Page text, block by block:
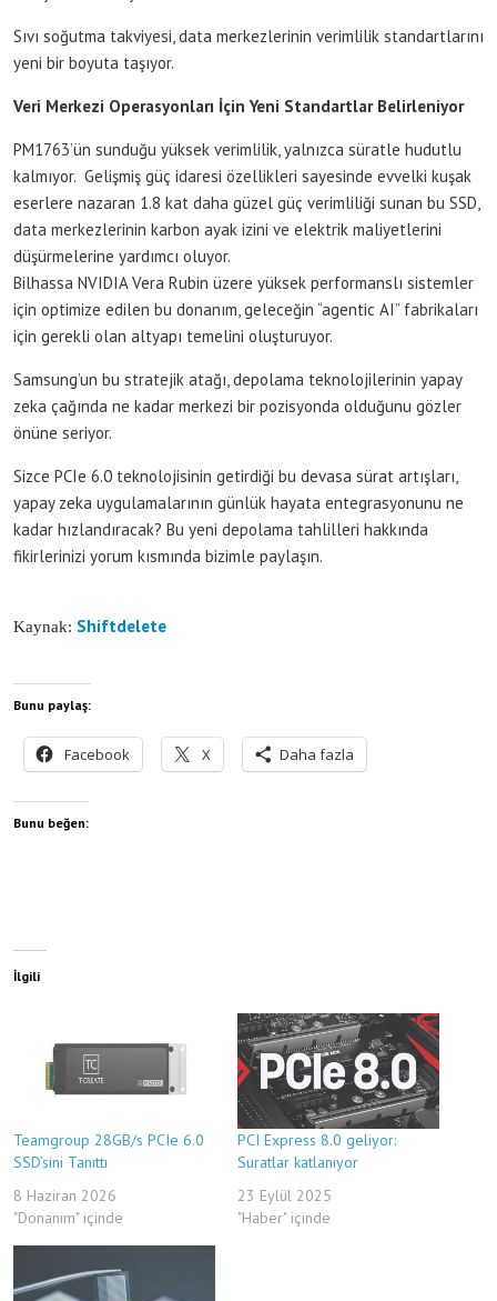
Sıvı soğutma takviyesi, data merkezlerinin verimlilik standartlarını
yeni bir boyuta taşıyor.
Veri Merkezi Operasyonları İçin Yeni Standartlar Belirleniyor
PM1763’ün sunduğu yüksek verimlilik, yalnızca süratle hudutlu
kalmıyor. Gelişmiş güç idaresi özellikleri sayesinde evvelki kuşak
eserlere nazaran 1.8 kat daha güzel güç verimliliği sunan bu SSD,
data merkezlerinin karbon ayak izini ve elektrik maliyetlerini
düşürmelerine yardımcı oluyor.
Bilhassa NVIDIA Vera Rubin üzere yüksek performanslı sistemler
için optimize edilen bu donanım, geleceğin “agentic AI” fabrikaları
için gerekli olan altyapı temelini oluşturuyor.
Samsung’un bu stratejik atağı, depolama teknolojilerinin yapay
zeka çağında ne kadar merkezi bir pozisyonda olduğunu gözler
önüne seriyor.
Sizce PCIe 6.0 teknolojisinin getirdiği bu devasa sürat artışları,
yapay zeka uygulamalarının günlük hayata entegrasyonunu ne
kadar hızlandıracak? Bu yeni depolama tahlilleri hakkında
fikirlerinizi yorum kısmında bizimle paylaşın.
Kaynak: Shiftdelete
Bunu paylaş:
Facebook X Daha fazla
Bunu beğen:
İlgili
Teamgroup 28GB/s PCIe 6.0
SSD’sini Tanıttı
8 Haziran 2026
"Donanım" içinde
PCI Express 8.0 geliyor:
Suratlar katlanıyor
23 Eylül 2025
"Haber" içinde